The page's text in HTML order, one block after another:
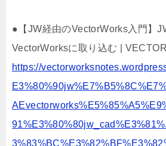
●【JW経由のVectorWorks入門】
VectorWorksに取り込む |
https://